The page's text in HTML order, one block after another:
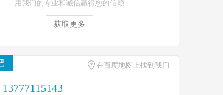
用我们的专业和诚信赢得您的信赖
获取更多
在百度地图上找到我们